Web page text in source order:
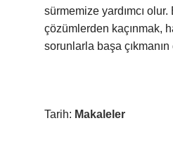
sürmemize yardımcı
çözümlerden kaçınmak,
sorunlarla başa
Tarih: Makaleler